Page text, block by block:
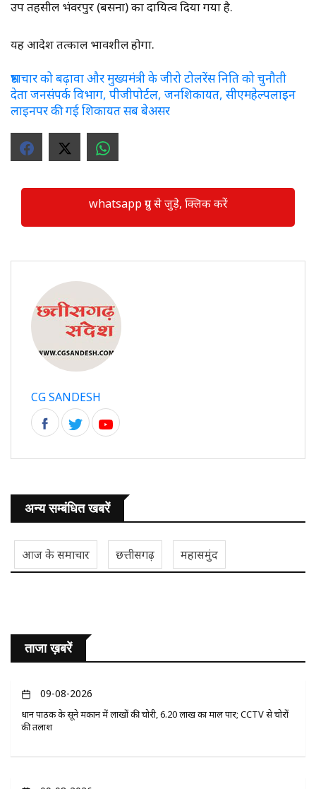
उप तहसील भंवरपुर (बसना) का दायित्व दिया गया है.
यह आदेश तत्काल प्रभावशील होगा.
भ्रष्टाचार को बढ़ावा और मुख्यमंत्री के जीरो टोलरेंस निति को चुनौती
देता जनसंपर्क विभाग, पीजीपोर्टल, जनशिकायत, सीएमहेल्पलाइन
लाइनपर की गई शिकायत सब बेअसर
whatsapp ग्रुप से जुड़े, क्लिक करें
CG SANDESH
अन्य सम्बंधित खबरें
आज के समाचार छत्तीसगढ़ महासमुंद
ताजा ख़बरें
09-08-2026
प्रधान पाठक के सूने मकान में लाखों की चोरी, 6.20 लाख का माल पार; CCTV से चोरों
की तलाश